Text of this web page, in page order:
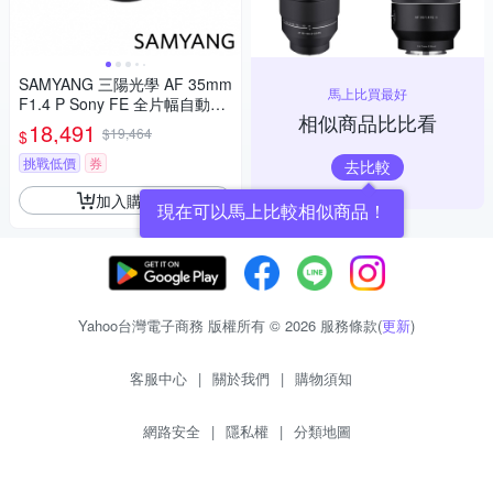
SAMYANG 三陽光學 AF 35mm
F1.4 P Sony FE 全片幅自動對
焦鏡頭 公司貨
$18,491 $19,464
挑戰低價
券
加入購物車
馬上比買最好
相似商品比比看
去比較
現在可以馬上比較相似商品！
Yahoo台灣電子商務 版權所有 © 2026 服務條款(更新)
客服中心 | 關於我們 | 購物須知
網路安全 | 隱私權 | 分類地圖